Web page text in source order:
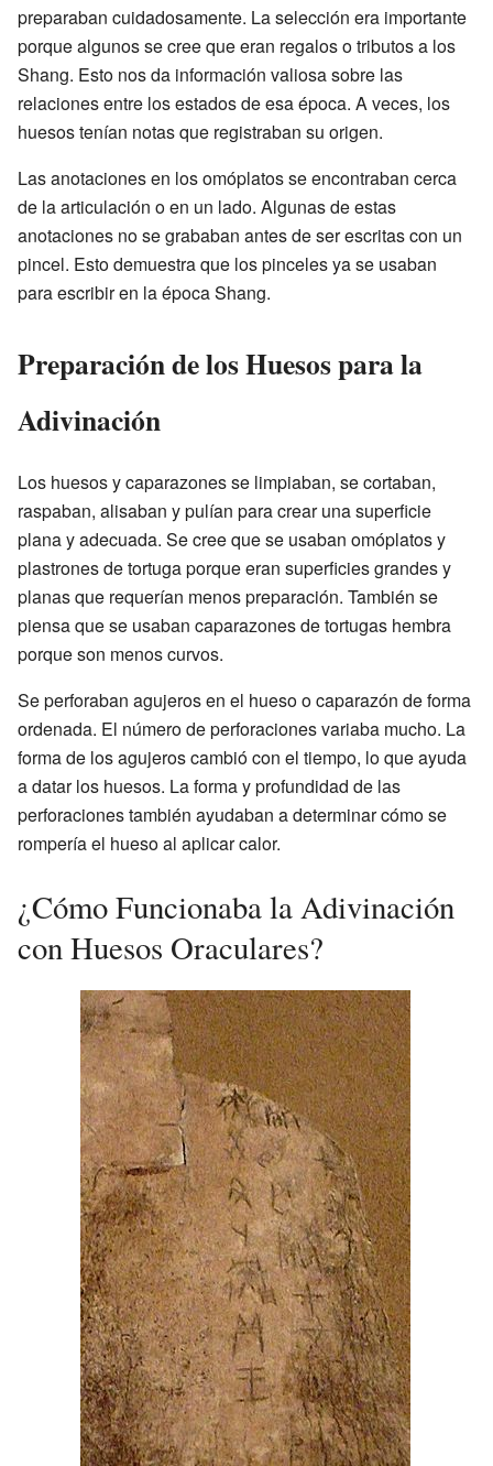
preparaban cuidadosamente. La selección era importante
porque algunos se cree que eran regalos o tributos a los
Shang. Esto nos da información valiosa sobre las
relaciones entre los estados de esa época. A veces, los
huesos tenían notas que registraban su origen.
Las anotaciones en los omóplatos se encontraban cerca
de la articulación o en un lado. Algunas de estas
anotaciones no se grababan antes de ser escritas con un
pincel. Esto demuestra que los pinceles ya se usaban
para escribir en la época Shang.
Preparación de los Huesos para la
Adivinación
Los huesos y caparazones se limpiaban, se cortaban,
raspaban, alisaban y pulían para crear una superficie
plana y adecuada. Se cree que se usaban omóplatos y
plastrones de tortuga porque eran superficies grandes y
planas que requerían menos preparación. También se
piensa que se usaban caparazones de tortugas hembra
porque son menos curvos.
Se perforaban agujeros en el hueso o caparazón de forma
ordenada. El número de perforaciones variaba mucho. La
forma de los agujeros cambió con el tiempo, lo que ayuda
a datar los huesos. La forma y profundidad de las
perforaciones también ayudaban a determinar cómo se
rompería el hueso al aplicar calor.
¿Cómo Funcionaba la Adivinación
con Huesos Oraculares?